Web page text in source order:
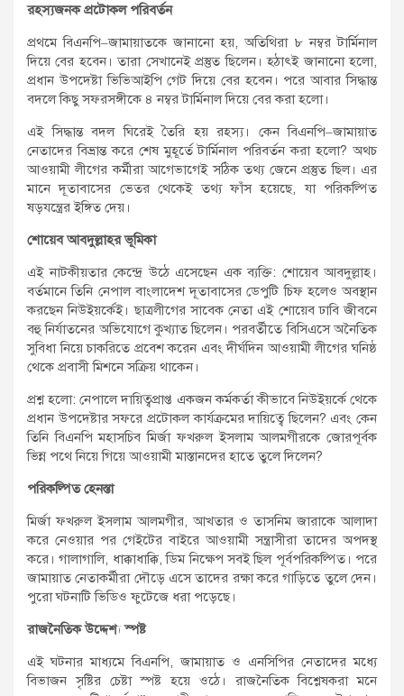
রহস্যজনক প্রটোকল পরিবর্তন
প্রথমে বিএনপি–জামায়াতকে জানানো হয়, অতিথিরা ৮ নম্বর টার্মিনাল
দিয়ে বের হবেন। তারা সেখানেই প্রস্তুত ছিলেন। হঠাৎই জানানো হলো,
প্রধান উপদেষ্টা ভিভিআইপি গেট দিয়ে বের হবেন। পরে আবার সিদ্ধান্ত
বদলে কিছু সফরসঙ্গীকে ৪ নম্বর টার্মিনাল দিয়ে বের করা হলো।
এই সিদ্ধান্ত বদল ঘিরেই তৈরি হয় রহস্য। কেন বিএনপি–জামায়াত
নেতাদের বিভ্রান্ত করে শেষ মুহূর্তে টার্মিনাল পরিবর্তন করা হলো? অথচ
আওয়ামী লীগের কর্মীরা আগেভাগেই সঠিক তথ্য জেনে প্রস্তুত ছিল। এর
মানে দূতাবাসের ভেতর থেকেই তথ্য ফাঁস হয়েছে, যা পরিকল্পিত
ষড়যন্ত্রের ইঙ্গিত দেয়।
শোয়েব আবদুল্লাহর ভূমিকা
এই নাটকীয়তার কেন্দ্রে উঠে এসেছেন এক ব্যক্তি: শোয়েব আবদুল্লাহ।
বর্তমানে তিনি নেপাল বাংলাদেশ দূতাবাসের ডেপুটি চিফ হলেও অবস্থান
করছেন নিউইয়র্কেই। ছাত্রলীগের সাবেক নেতা এই শোয়েব ঢাবি জীবনে
বহু নির্যাতনের অভিযোগে কুখ্যাত ছিলেন। পরবর্তীতে বিসিএসে অনৈতিক
সুবিধা নিয়ে চাকরিতে প্রবেশ করেন এবং দীর্ঘদিন আওয়ামী লীগের ঘনিষ্ঠ
থেকে প্রবাসী মিশনে সক্রিয় থাকেন।
প্রশ্ন হলো: নেপালে দায়িত্বপ্রাপ্ত একজন কর্মকর্তা কীভাবে নিউইয়র্কে থেকে
প্রধান উপদেষ্টার সফরে প্রটোকল কার্যক্রমের দায়িত্বে ছিলেন? এবং কেন
তিনি বিএনপি মহাসচিব মির্জা ফখরুল ইসলাম আলমগীরকে জোরপূর্বক
ভিন্ন পথে নিয়ে গিয়ে আওয়ামী মাস্তানদের হাতে তুলে দিলেন?
পরিকল্পিত হেনস্তা
মির্জা ফখরুল ইসলাম আলমগীর, আখতার ও তাসনিম জারাকে আলাদা
করে নেওয়ার পর গেইটের বাইরে আওয়ামী সন্ত্রাসীরা তাদের অপদস্থ
করে। গালাগালি, ধাক্কাধাক্কি, ডিম নিক্ষেপ সবই ছিল পূর্বপরিকল্পিত। পরে
জামায়াত নেতাকর্মীরা দৌড়ে এসে তাদের রক্ষা করে গাড়িতে তুলে দেন।
পুরো ঘটনাটি ভিডিও ফুটেজে ধরা পড়েছে।
রাজনৈতিক উদ্দেশ্য স্পষ্ট
এই ঘটনার মাধ্যমে বিএনপি, জামায়াত ও এনসিপির নেতাদের মধ্যে
বিভাজন সৃষ্টির চেষ্টা স্পষ্ট হয়ে ওঠে। রাজনৈতিক বিশ্লেষকরা মনে